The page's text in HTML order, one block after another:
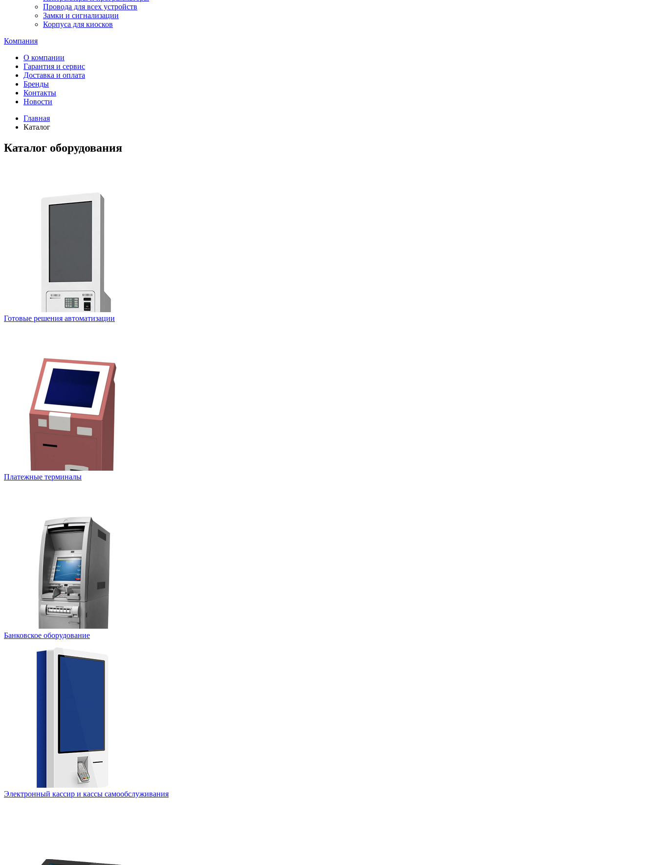
Провода для всех устройств
Замки и сигнализации
Корпуса для киосков
Компания
О компании
Гарантия и сервис
Доставка и оплата
Бренды
Контакты
Новости
Главная
Каталог
Каталог оборудования
Готовые решения автоматизации
Платежные терминалы
Банковское оборудование
Электронный кассир и кассы самообслуживания